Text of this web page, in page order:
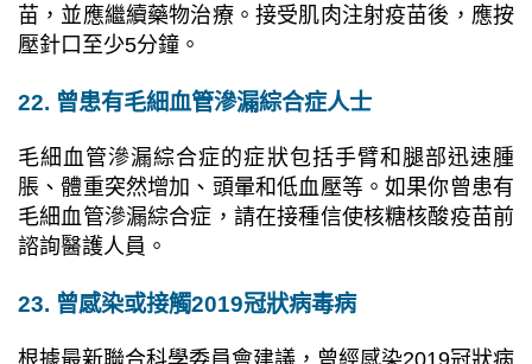
苗，並應繼續藥物治療。接受肌肉注射疫苗後，應按
壓針口至少5分鐘。
22. 曾患有毛細血管滲漏綜合症人士
毛細血管滲漏綜合症的症狀包括手臂和腿部迅速腫
脹、體重突然增加、頭暈和低血壓等。如果你曾患有
毛細血管滲漏綜合症，請在接種信使核糖核酸疫苗前
諮詢醫護人員。
23. 曾感染或接觸2019冠狀病毒病